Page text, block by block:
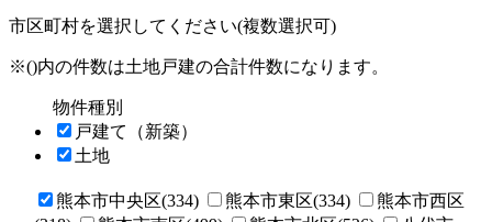
市区町村を選択してください(複数選択可)
※()内の件数は土地戸建の合計件数になります。
物件種別
戸建て（新築）
土地
熊本市中央区(334) 熊本市東区(334)
熊本市西区